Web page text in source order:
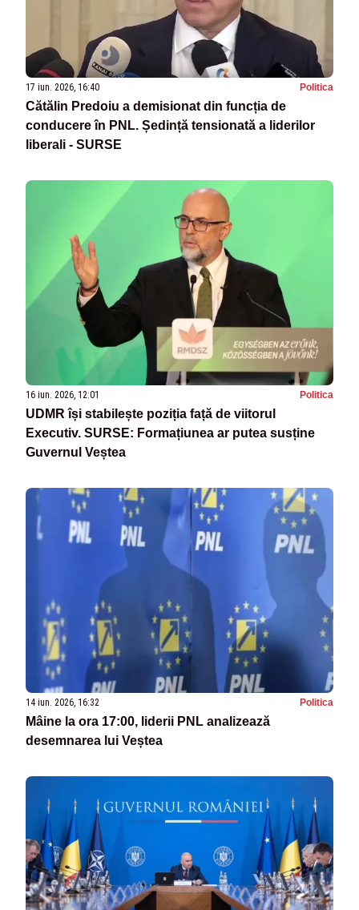
17 iun. 2026, 16:40 Politica
Cătălin Predoiu a demisionat din funcția de
conducere în PNL. Ședință tensionată a liderilor
liberali - SURSE
16 iun. 2026, 12:01 Politica
UDMR își stabilește poziția față de viitorul
Executiv. SURSE: Formațiunea ar putea susține
Guvernul Veștea
14 iun. 2026, 16:32 Politica
Mâine la ora 17:00, liderii PNL analizează
desemnarea lui Veștea